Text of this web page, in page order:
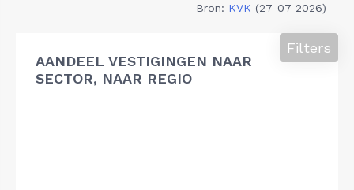
Bron: KVK (27-07-2026)
AANDEEL VESTIGINGEN NAAR
SECTOR, NAAR REGIO
Filters